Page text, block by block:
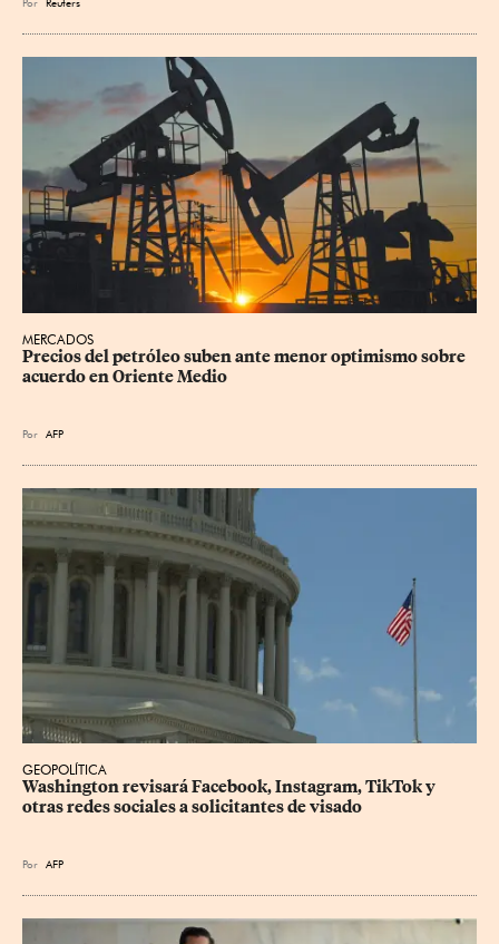
MERCADOS
Precios del petróleo suben ante menor optimismo sobre
acuerdo en Oriente Medio
Por AFP
GEOPOLÍTICA
Washington revisará Facebook, Instagram, TikTok y
otras redes sociales a solicitantes de visado
Por AFP